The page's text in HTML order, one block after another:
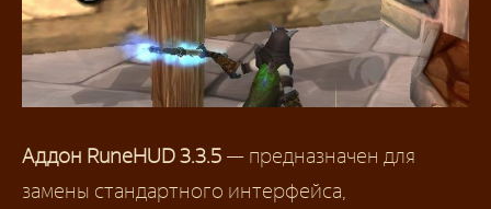
Аддон RuneHUD 3.3.5 — предназначен для
замены стандартного интерфейса,